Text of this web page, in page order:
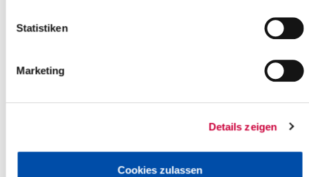
Statistiken
Marketing
Details zeigen
Cookies zulassen